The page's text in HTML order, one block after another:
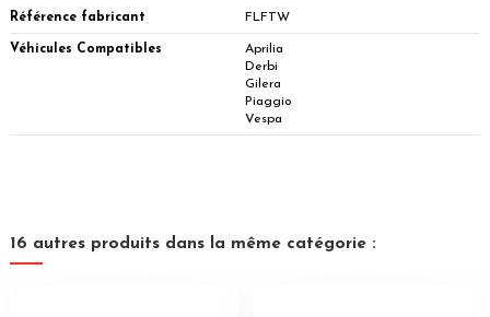
Référence fabricant FLFTW
Véhicules Compatibles
Aprilia
Derbi
Gilera
Piaggio
Vespa
16 autres produits dans la même catégorie :